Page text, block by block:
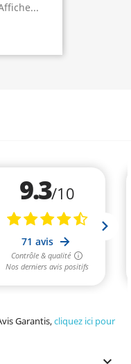
Garantis,cliquez ici pour